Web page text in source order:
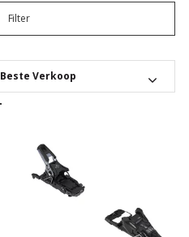
Filter
Beste Verkoop